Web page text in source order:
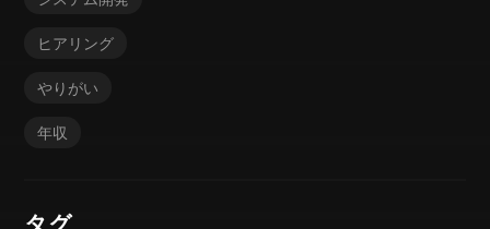
ヒアリング
やりがい
年収